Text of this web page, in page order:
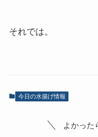
それでは。
今日の水揚げ情報
よかった